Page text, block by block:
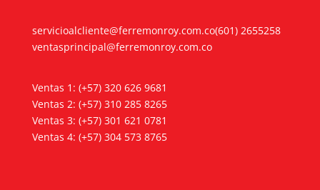
servicioalcliente@ferremonroy.com.co
ventasprincipal@ferremonroy.com.co
(601) 2655258
Ventas 1: (+57) 320 626 9681
Ventas 2: (+57) 310 285 8265
Ventas 3: (+57) 301 621 0781
Ventas 4: (+57) 304 573 8765